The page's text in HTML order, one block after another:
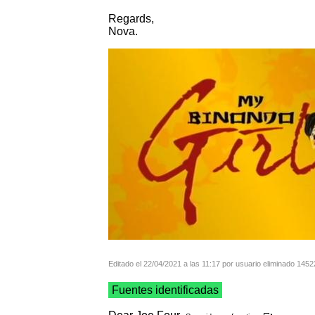
Regards,
Nova.
Editado el 22/04/2021 a las 11:17 por usuario eliminado
Fuentes identificadas